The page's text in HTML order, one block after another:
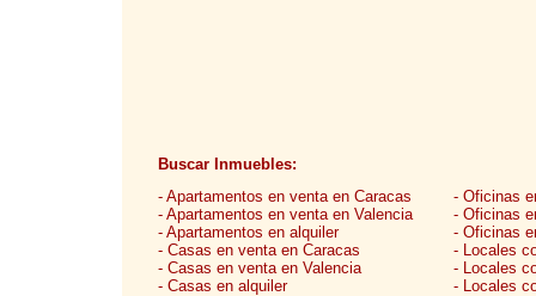
Buscar Inmuebles:
- Apartamentos en venta en Caracas
- Apartamentos en venta en Valencia
- Apartamentos en alquiler
- Casas en venta en Caracas
- Casas en venta en Valencia
- Casas en alquiler
- Oficinas
- Oficinas
- Oficinas
- Locales
- Locales
- Locales